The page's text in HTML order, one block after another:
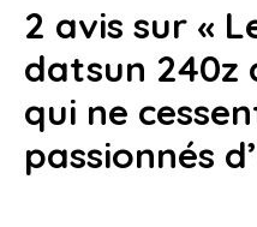
2 avis sur «
datsun
qui ne
passionnés